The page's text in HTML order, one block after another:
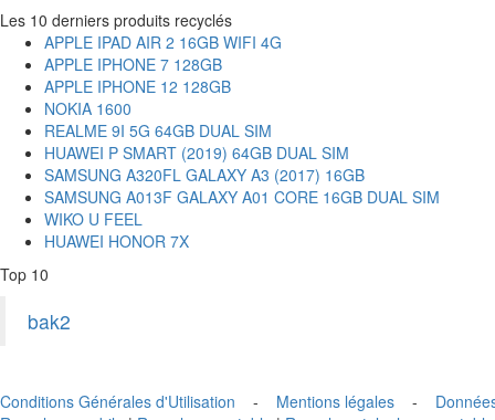
Les 10 derniers produits recyclés
APPLE IPAD AIR 2 16GB WIFI 4G
APPLE IPHONE 7 128GB
APPLE IPHONE 12 128GB
NOKIA 1600
REALME 9I 5G 64GB DUAL SIM
HUAWEI P SMART (2019) 64GB DUAL SIM
SAMSUNG A320FL GALAXY A3 (2017) 16GB
SAMSUNG A013F GALAXY A01 CORE 16GB DUAL SIM
WIKO U FEEL
HUAWEI HONOR 7X
Top 10
bak2
Conditions Générales d'Utilisation - Mentions légales -